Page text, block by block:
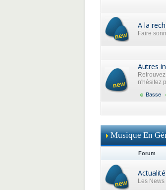
A la
Faire
Autres
n'hésitez
Basse
Musique En
Forum
Les